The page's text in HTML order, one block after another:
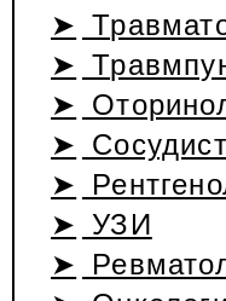
УЗИ